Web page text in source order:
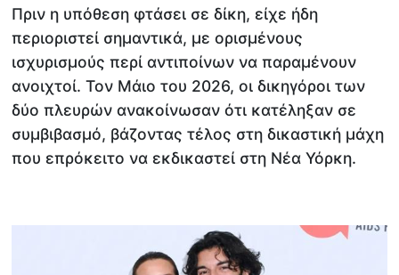
Πριν η υπόθεση φτάσει σε δίκη, είχε ήδη
περιοριστεί σημαντικά, με ορισμένους
ισχυρισμούς περί αντιποίνων να παραμένουν
ανοιχτοί. Τον Μάιο του 2026, οι δικηγόροι των
δύο πλευρών ανακοίνωσαν ότι κατέληξαν σε
συμβιβασμό, βάζοντας τέλος στη δικαστική μάχη
που επρόκειτο να εκδικαστεί στη Νέα Υόρκη.